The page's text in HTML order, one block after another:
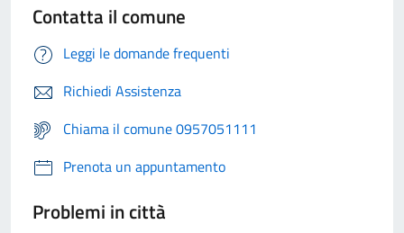
Contatta il comune
Leggi le domande frequenti
Richiedi Assistenza
Chiama il comune 0957051111
Prenota un appuntamento
Problemi in città